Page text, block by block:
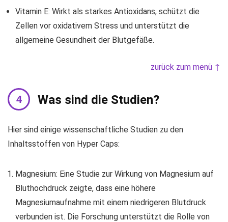
Vitamin E: Wirkt als starkes Antioxidans, schützt die
Zellen vor oxidativem Stress und unterstützt die
allgemeine Gesundheit der Blutgefäße.
zurück zum menü ↑
Was sind die Studien?
Hier sind einige wissenschaftliche Studien zu den
Inhaltsstoffen von Hyper Caps:
Magnesium: Eine Studie zur Wirkung von Magnesium auf
Bluthochdruck zeigte, dass eine höhere
Magnesiumaufnahme mit einem niedrigeren Blutdruck
verbunden ist. Die Forschung unterstützt die Rolle von